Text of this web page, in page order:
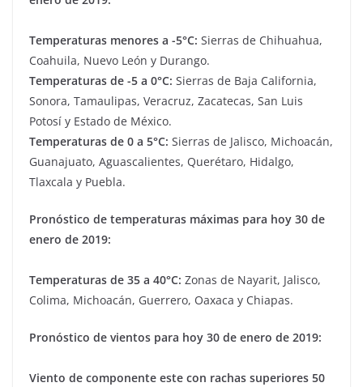
Temperaturas menores a -5°C: Sierras de Chihuahua,
Coahuila, Nuevo León y Durango.
Temperaturas de -5 a 0°C: Sierras de Baja California,
Sonora, Tamaulipas, Veracruz, Zacatecas, San Luis
Potosí y Estado de México.
Temperaturas de 0 a 5°C: Sierras de Jalisco, Michoacán,
Guanajuato, Aguascalientes, Querétaro, Hidalgo,
Tlaxcala y Puebla.
Pronóstico de temperaturas máximas para hoy 30 de
enero de 2019:
Temperaturas de 35 a 40°C: Zonas de Nayarit, Jalisco,
Colima, Michoacán, Guerrero, Oaxaca y Chiapas.
Pronóstico de vientos para hoy 30 de enero de 2019:
Viento de componente este con rachas superiores 50